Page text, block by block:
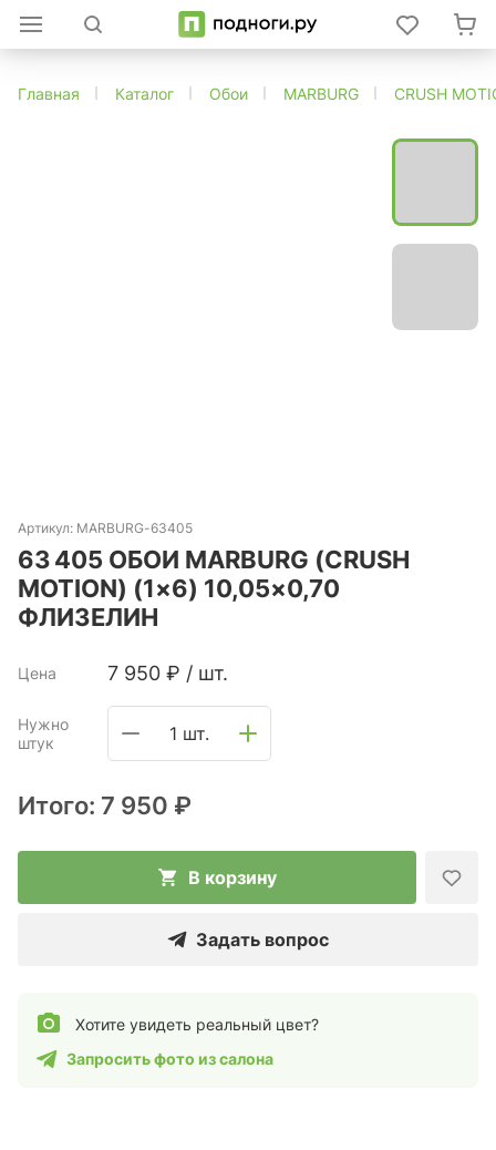
Главная Каталог Обои MARBURG CRUSH
Артикул: MARBURG-63405
63 405 ОБОИ MARBURG (CRUSH
MOTION) (1×6) 10,05×0,70
ФЛИЗЕЛИН
Цена 7 950 ₽ / шт.
Нужно
штук
1 шт.
Итого: 7 950 ₽
В корзину
Задать вопрос
Хотите увидеть реальный цвет?
Запросить фото из салона